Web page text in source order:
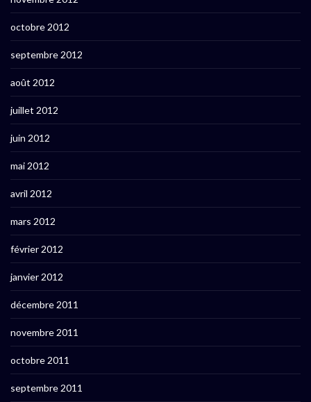
octobre 2012
septembre 2012
août 2012
juillet 2012
juin 2012
mai 2012
avril 2012
mars 2012
février 2012
janvier 2012
décembre 2011
novembre 2011
octobre 2011
septembre 2011